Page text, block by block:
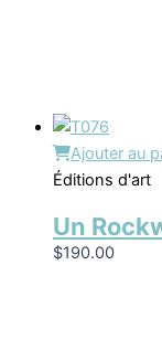
Ajouter au
Éditions d'art
Un
$190.00